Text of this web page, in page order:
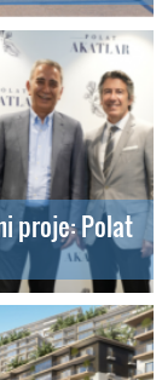
proje: Polat